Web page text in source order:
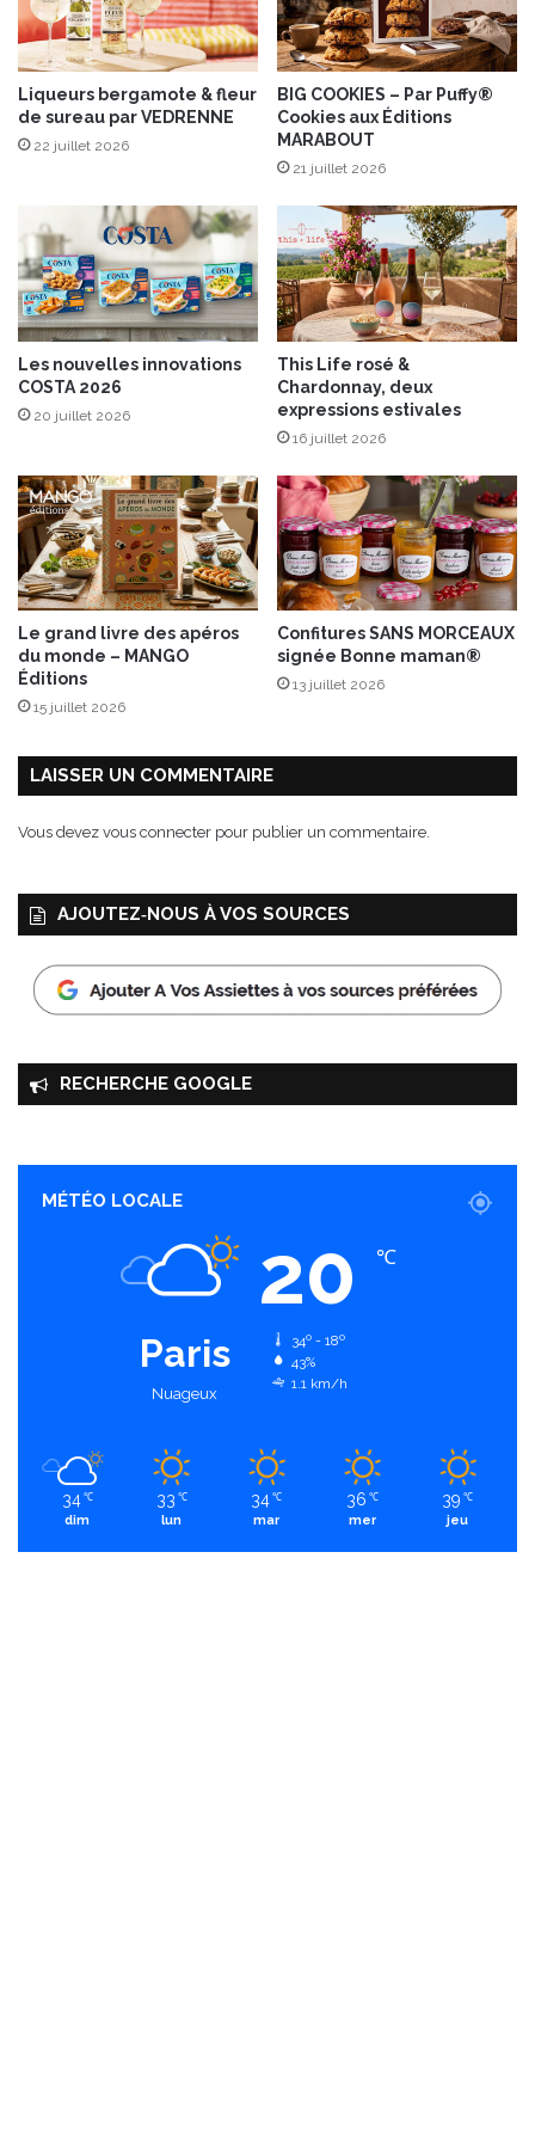
r
r
e
o
m
o
u
r
a
u
x
c
h
p
i
g
n
o
Liqueurs bergamote & fleur
de sureau par VEDRENNE
22 juillet 2026
BIG COOKIES – Par Puffy®
Cookies aux Éditions
MARABOUT
21 juillet 2026
Les nouvelles innovations
COSTA 2026
20 juillet 2026
This Life rosé &
Chardonnay, deux
expressions estivales
16 juillet 2026
Le grand livre des apéros
du monde – MANGO
Éditions
15 juillet 2026
Confitures SANS MORCEAUX
signée Bonne maman®
13 juillet 2026
LAISSER UN COMMENTAIRE
Vous devez vous connecter pour publier un commentaire.
AJOUTEZ‑NOUS À VOS SOURCES
RECHERCHE GOOGLE
MÉTÉO LOCALE
Paris
Nuageux
20 ℃
34º - 18º
43%
1.1 km/h
34 ℃
dim
33 ℃
lun
34 ℃
mar
36 ℃
mer
39 ℃
jeu